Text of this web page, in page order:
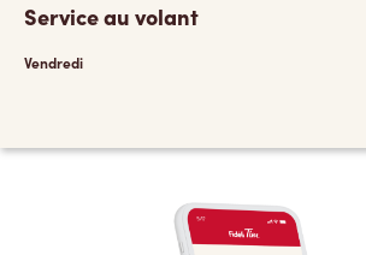
Service au volant
Vendredi